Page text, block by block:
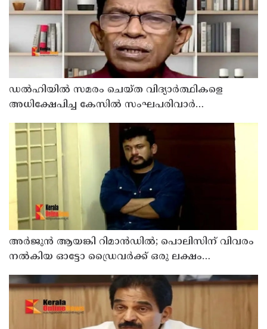
ഡൽഹിയിൽ സമരം ചെയ്ത വിദ്യാർത്ഥികളെ
അധിക്ഷേപിച്ച കേസില്‍ സംഘപരിവാർ
അര്‍ജുന്‍ ആയങ്കി റിമാന്‍ഡില്‍; പൊലിസിന് വിവരം
നൽകിയ ഓട്ടോ ഡ്രൈവർക്ക് ഒരു ലക്ഷം